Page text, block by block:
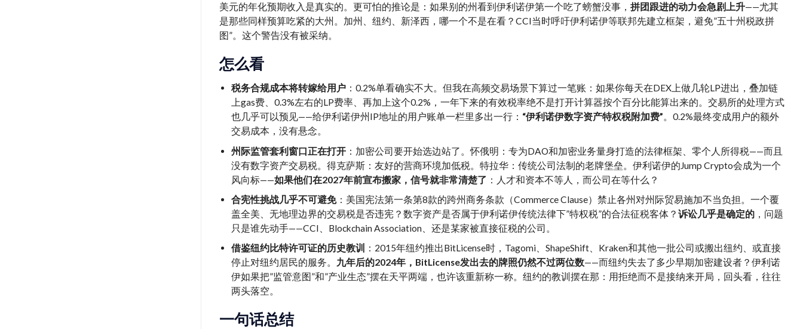
美元的年化预期收入是真实的。更可怕的推论是：如果别的州看到伊利诺伊第一个吃了螃蟹没事， 拼团跟进的动力会急剧上升——尤其
是那些同样预算吃紧的大州。加州、纽约、新泽西，哪一个不是在看？CCI当时呼吁伊利诺伊等联邦先建立框架，避免”五十州税政拼
图”。这个警告没有被采纳。
怎么看
税务合规成本将转嫁给用户 ：0.2%单看确实不大。但我在高频交易场景下算过一笔账：如果你每天在DEX上做几轮LP进出，叠加链
上gas费、0.3%左右的LP费率、再加上这个0.2%，一年下来的有效税率绝不是打开计算器按个百分比能算出来的。交易所的处理方式
也几乎可以预见——给伊利诺伊州IP地址的用户账单一栏里多出一行： “伊利诺伊数字资产特权税附加费”。0.2%最终变成用户的额外
交易成本，没有悬念。
州际监管套利窗口正在打开 ：加密公司要开始选边站了。怀俄明：专为DAO和加密业务量身打造的法律框架、零个人所得税——而且
没有数字资产交易税。得克萨斯：友好的营商环境加低税。特拉华：传统公司法制的老牌堡垒。伊利诺伊的Jump Crypto会成为一个
风向标——如果他们在2027年前宣布搬家，信号就非常清楚了 ：人才和资本不等人，而公司在等什么？
合宪性挑战几乎不可避免：美国宪法第一条第8款的跨州商务条款（Commerce Clause）禁止各州对州际贸易施加不当负担。一个覆
盖全美、无地理边界的交易税是否违宪？数字资产是否属于伊利诺伊传统法律下”特权税”的合法征税客体？诉讼几乎是确定的 ，问题
只是谁先动手——CCI、Blockchain Association、还是某家被直接征税的公司。
借鉴纽约比特许可证的历史教训
：2015年纽约推出BitLicense时，Tagomi、ShapeShift、Kraken和其他一批公司或搬出纽约、或直接
停止对纽约居民的服务。 九年后的2024年，BitLicense发出去的牌照仍然不过两位数——而纽约失去了多少早期加密建设者？伊利诺
伊如果把”监管意图”和”产业生态”摆在天平两端，也许该重新称一称。纽约的教训摆在那：用拒绝而不是接纳来开局，回头看，往往
两头落空。
一句话总结